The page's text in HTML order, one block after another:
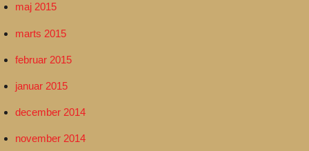
maj 2015
marts 2015
februar 2015
januar 2015
december 2014
november 2014